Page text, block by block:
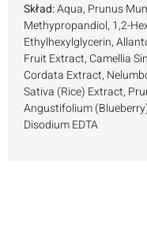
Skład:Aqua, Prunus
Methypropandiol, 1,2-
Ethylhexylglycerin,
Fruit Extract, Camellia
Cordata Extract,
Sativa (Rice) Extract,
Angustifolium
Disodium EDTA